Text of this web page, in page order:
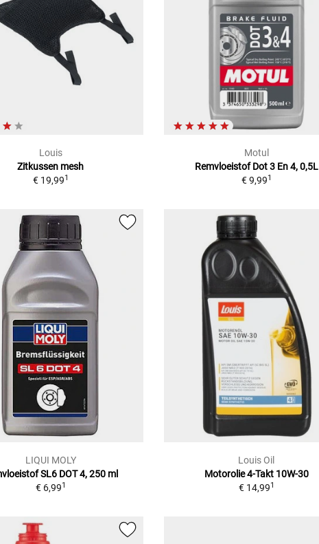
Louis
Zitkussen mesh
€ 19,991
Motul
Remvloeistof Dot 3 En 4, 0,5L
€ 9,991
LIQUI MOLY
SL6 DOT 4, 250 ml
€ 6,991
Louis Oil
Motorolie 4-Takt 10W-30
€ 14,991